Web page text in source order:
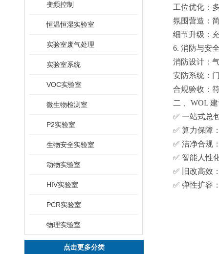
变频控制
恒温恒湿实验室
实验室废气处理
实验室系统
VOC实验室
微生物检测室
P2实验室
生物安全实验室
动物实验室
HIV实验室
PCR实验室
物理实验室
点击更多分类
工位优化：
氛围营造：
细节升级：
6. 消防与安
消防设计：
安防系统：
合规验收：
二 、WOL
✅ 一站式
✅ 算力保障
✅ 洁净合规
✅ 智能人性
✅ 旧改高效
✅ 弹性扩容